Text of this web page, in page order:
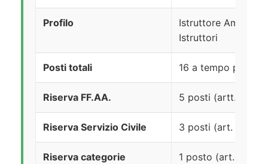
Profilo
Istruttore
Istruttori
Posti totali 16 a tempo pieno
Riserva FF.AA. 5 posti (artt. 1014
Riserva Servizio Civile 3 posti (art. 18,
Riserva categorie
1 posto (art. 18,